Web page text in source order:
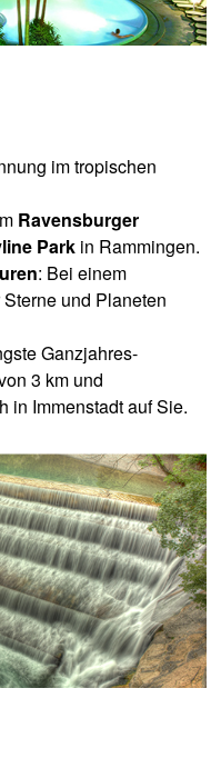
im tropischen
Ravensburger
Park in Rammingen.
: Bei einem
und Planeten
Ganzjahres-
3 km und
in Immenstadt auf Sie.